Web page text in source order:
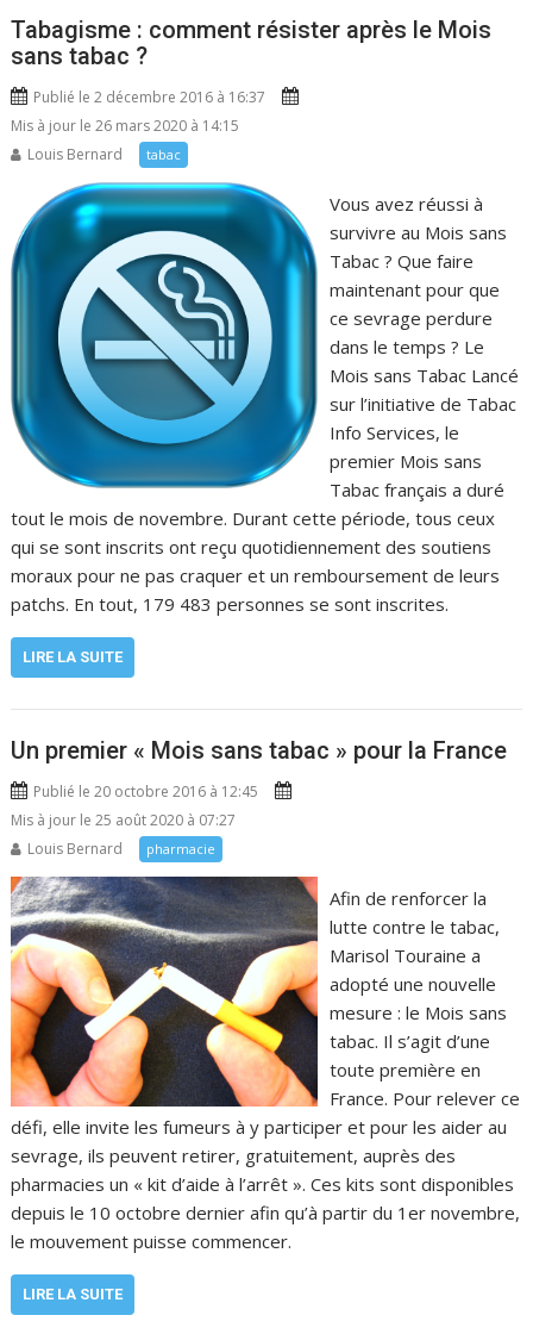
Tabagisme : comment résister après le Mois
sans tabac ?
Publié le 2 décembre 2016 à 16:37
Mis à jour le 26 mars 2020 à 14:15
Louis Bernard
tabac
Vous avez réussi à
survivre au Mois sans
Tabac ? Que faire
maintenant pour que
ce sevrage perdure
dans le temps ? Le
Mois sans Tabac Lancé
sur l’initiative de Tabac
Info Services, le
premier Mois sans
Tabac français a duré
tout le mois de novembre. Durant cette période, tous ceux
qui se sont inscrits ont reçu quotidiennement des soutiens
moraux pour ne pas craquer et un remboursement de leurs
patchs. En tout, 179 483 personnes se sont inscrites.
LIRE LA SUITE
Un premier « Mois sans tabac » pour la France
Publié le 20 octobre 2016 à 12:45
Mis à jour le 25 août 2020 à 07:27
Louis Bernard
pharmacie
Afin de renforcer la
lutte contre le tabac,
Marisol Touraine a
adopté une nouvelle
mesure : le Mois sans
tabac. Il s’agit d’une
toute première en
France. Pour relever ce
défi, elle invite les fumeurs à y participer et pour les aider au
sevrage, ils peuvent retirer, gratuitement, auprès des
pharmacies un « kit d’aide à l’arrêt ». Ces kits sont disponibles
depuis le 10 octobre dernier afin qu’à partir du 1er novembre,
le mouvement puisse commencer.
LIRE LA SUITE